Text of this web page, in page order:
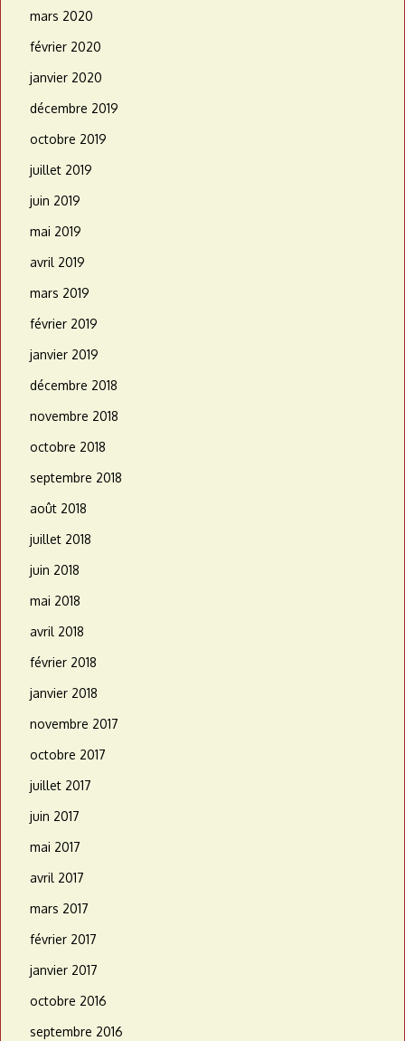
mars 2020
février 2020
janvier 2020
décembre 2019
octobre 2019
juillet 2019
juin 2019
mai 2019
avril 2019
mars 2019
février 2019
janvier 2019
décembre 2018
novembre 2018
octobre 2018
septembre 2018
août 2018
juillet 2018
juin 2018
mai 2018
avril 2018
février 2018
janvier 2018
novembre 2017
octobre 2017
juillet 2017
juin 2017
mai 2017
avril 2017
mars 2017
février 2017
janvier 2017
octobre 2016
septembre 2016